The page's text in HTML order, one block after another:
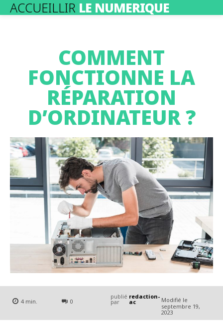
ACCUEILLIR LE NUMERIQUE
COMMENT
FONCTIONNE LA
RÉPARATION
D’ORDINATEUR ?
4 min. 0
publié
par
redaction-
ac
Modifié le
septembre 19,
2023